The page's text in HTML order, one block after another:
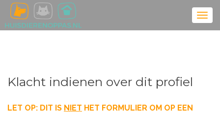
Klacht indienen over dit profiel
LET OP: DIT IS NIET HET FORMULIER OM OP EEN